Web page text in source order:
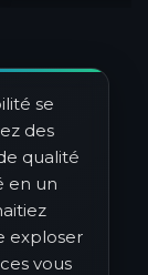
se
des
qualité
en un
exploser
vous